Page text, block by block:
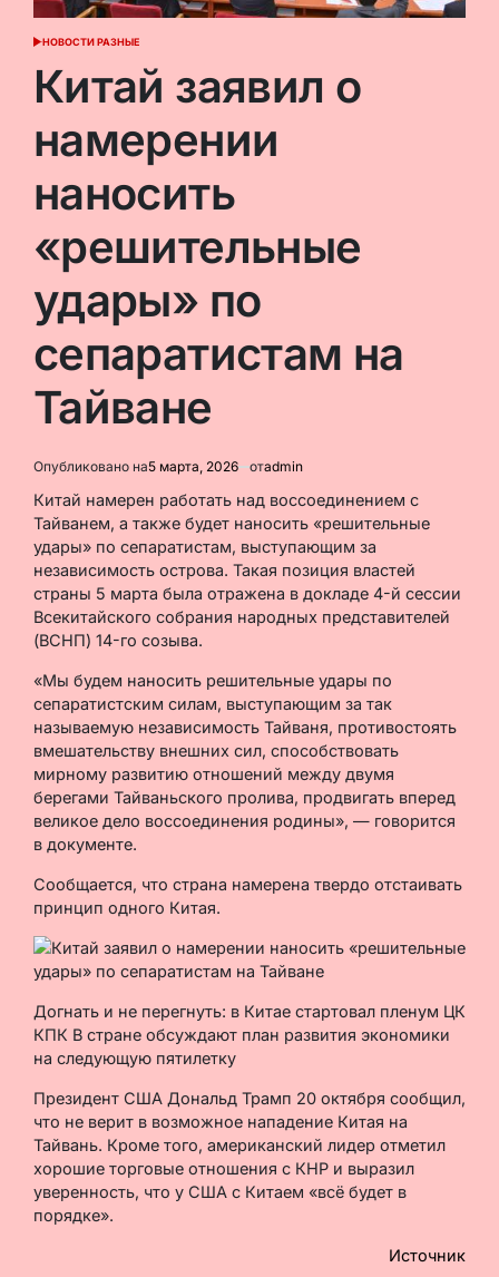
ОПУБЛИКОВАНО
НОВОСТИ РАЗНЫЕ
Китай заявил о
намерении
наносить
«решительные
удары» по
сепаратистам на
Тайване
Опубликовано на5 марта, 2026 отadmin
Китай намерен работать над воссоединением с
Тайванем, а также будет наносить «решительные
удары» по сепаратистам, выступающим за
независимость острова. Такая позиция властей
страны 5 марта была отражена в докладе 4-й сессии
Всекитайского собрания народных представителей
(ВСНП) 14-го созыва.
«Мы будем наносить решительные удары по
сепаратистским силам, выступающим за так
называемую независимость Тайваня, противостоять
вмешательству внешних сил, способствовать
мирному развитию отношений между двумя
берегами Тайваньского пролива, продвигать вперед
великое дело воссоединения родины», — говорится
в документе.
Сообщается, что страна намерена твердо отстаивать
принцип одного Китая.
Догнать и не перегнуть: в Китае стартовал пленум ЦК
КПК В стране обсуждают план развития экономики
на следующую пятилетку
Президент США Дональд Трамп 20 октября сообщил,
что не верит в возможное нападение Китая на
Тайвань. Кроме того, американский лидер отметил
хорошие торговые отношения с КНР и выразил
уверенность, что у США с Китаем «всё будет в
порядке».
Источник